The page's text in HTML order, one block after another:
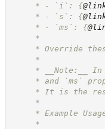
* - `i`: {
* - `s`: {
* - `ms`: {
*
* Override these
*
* __Note:__ In
* and `ms`
* It is the
*
* Example
*